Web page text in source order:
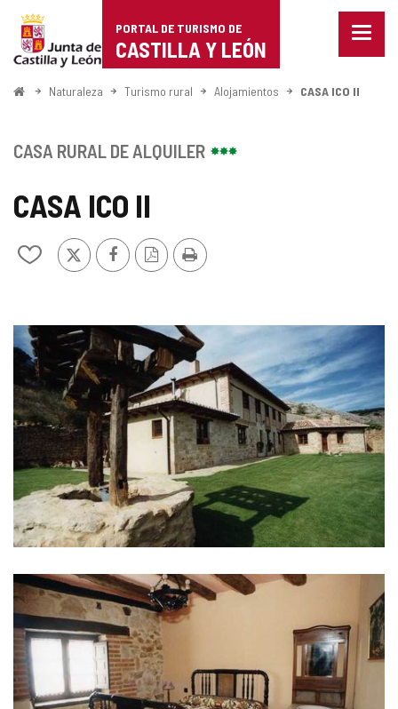
Portal
de
Turismo
Castilla
León
PORTAL DE TURISMO DE
CASTILLA Y LEÓN
Menu
InicioNaturaleza Turismo rural Alojamientos CASA ICO II
CASA ICO II
Añadir/quitar
X FacebookVersión
PDF
Imprimir
GALERÍA
DE
IMÁGENES
CASA RURAL DE ALQUILER